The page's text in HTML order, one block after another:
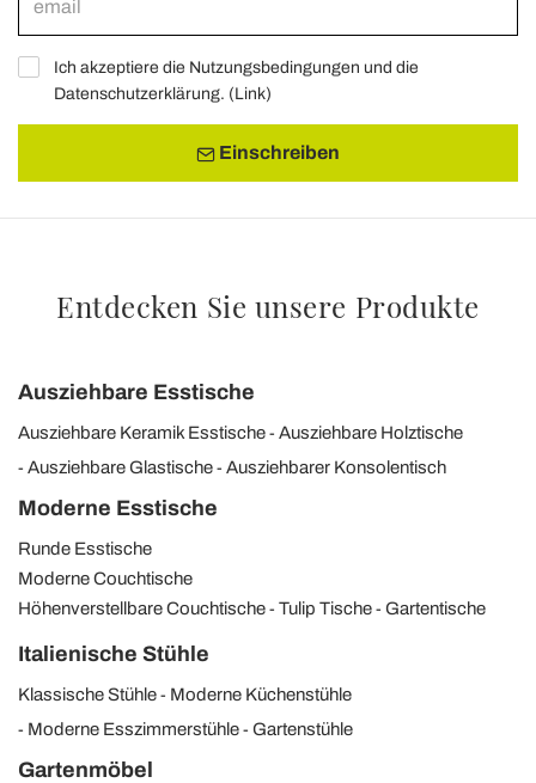
Ich akzeptiere die Nutzungsbedingungen und die
Datenschutzerklärung. (Link)
Einschreiben
Entdecken Sie unsere Produkte
Ausziehbare Esstische
Ausziehbare Keramik Esstische
Ausziehbare Holztische
Ausziehbare Glastische
Ausziehbarer Konsolentisch
Moderne Esstische
Runde Esstische
Moderne Couchtische
Höhenverstellbare Couchtische
Tulip Tische Gartentische
Italienische Stühle
Klassische Stühle
Moderne Küchenstühle
Moderne Esszimmerstühle
Gartenstühle
Gartenmöbel